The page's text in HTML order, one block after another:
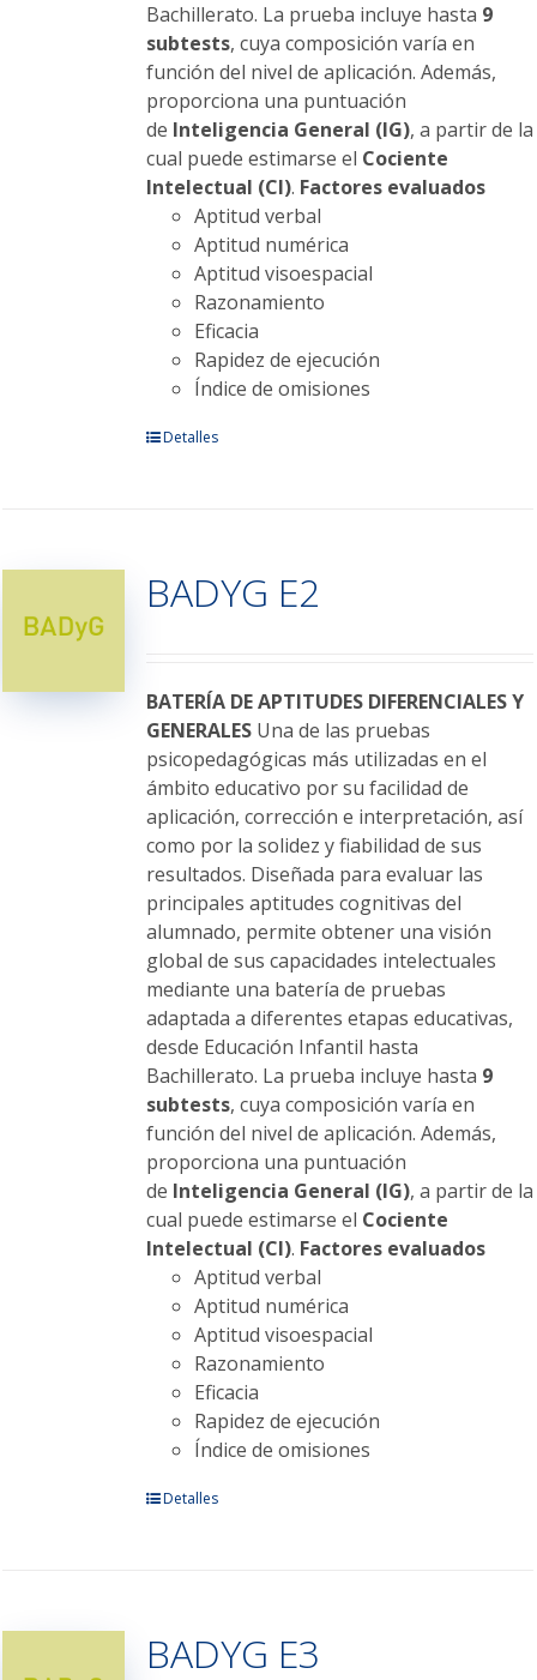
Bachillerato. La prueba incluye hasta 9
subtests, cuya composición varía en
función del nivel de aplicación. Además,
proporciona una puntuación
de Inteligencia General (IG), a partir de la
cual puede estimarse el Cociente
Intelectual (CI). Factores evaluados
Aptitud verbal
Aptitud numérica
Aptitud visoespacial
Razonamiento
Eficacia
Rapidez de ejecución
Índice de omisiones
Este
Las
opciones
elegir
en
la
página
de
producto
Detalles
BADYG E2
BATERÍA DE APTITUDES DIFERENCIALES Y
GENERALESUna de las pruebas
psicopedagógicas más utilizadas en el
ámbito educativo por su facilidad de
aplicación, corrección e interpretación, así
como por la solidez y fiabilidad de sus
resultados. Diseñada para evaluar las
principales aptitudes cognitivas del
alumnado, permite obtener una visión
global de sus capacidades intelectuales
mediante una batería de pruebas
adaptada a diferentes etapas educativas,
desde Educación Infantil hasta
Bachillerato. La prueba incluye hasta 9
subtests, cuya composición varía en
función del nivel de aplicación. Además,
proporciona una puntuación
de Inteligencia General (IG), a partir de la
cual puede estimarse el Cociente
Intelectual (CI). Factores evaluados
Aptitud verbal
Aptitud numérica
Aptitud visoespacial
Razonamiento
Eficacia
Rapidez de ejecución
Índice de omisiones
Este
Las
opciones
Detalles
BADYG E3